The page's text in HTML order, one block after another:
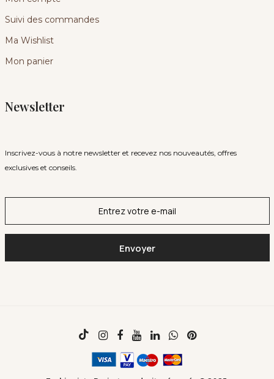
Suivi des commandes
Ma Wishlist
Mon panier
Newsletter
Inscrivez-vous à notre newsletter et recevez nos nouveautés, offres
exclusives et conseils.